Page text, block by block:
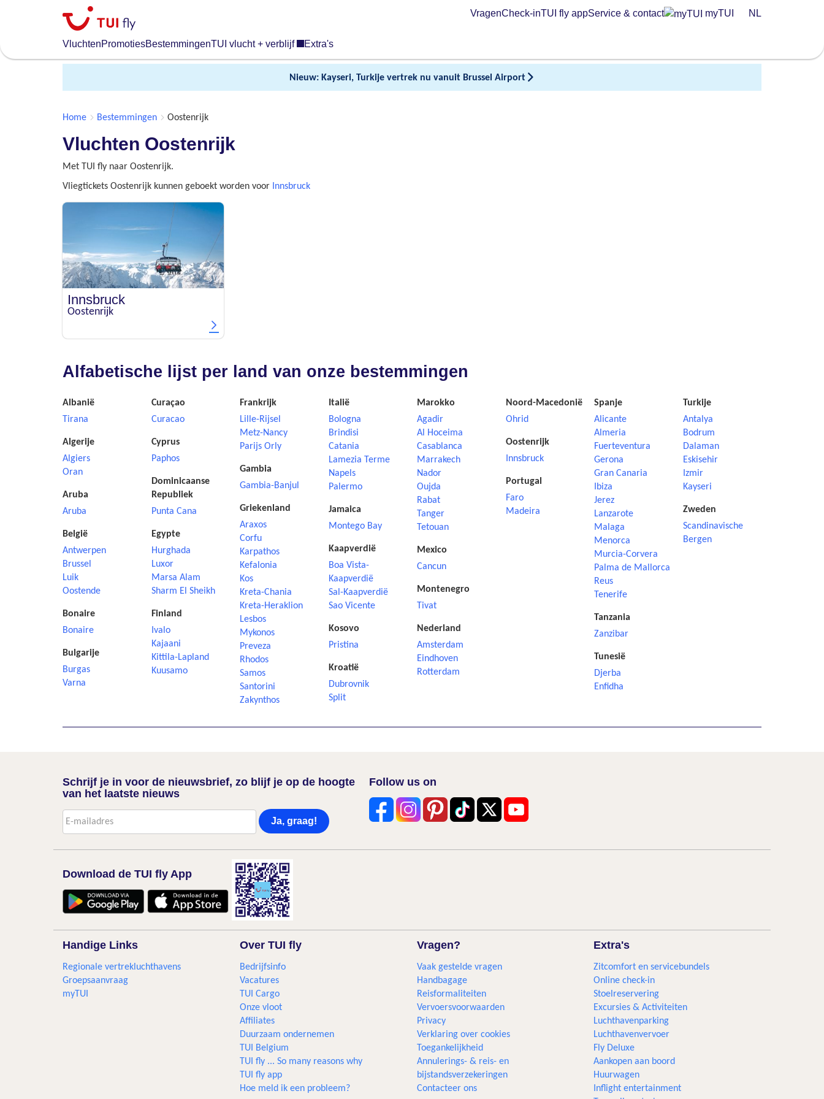
content
VluchtenPromotiesBestemmingenTUI vlucht + verblijf Extra's
VragenCheck-inTUI fly appService & contact myTUI NL
Nieuw: Kayseri, Turkije vertrek nu vanuit Brussel Airport
Home Bestemmingen Oostenrijk
Vluchten Oostenrijk
Met TUI fly naar Oostenrijk.
Vliegtickets Oostenrijk kunnen geboekt worden voor Innsbruck
Innsbruck
Oostenrijk
Alfabetische lijst per land van onze bestemmingen
Albanië
Tirana
Algerije
Algiers
Oran
Aruba
Aruba
België
Antwerpen
Brussel
Luik
Oostende
Bonaire
Bonaire
Bulgarije
Burgas
Varna
Curaçao
Curacao
Cyprus
Paphos
Dominicaanse
Republiek
Punta Cana
Egypte
Hurghada
Luxor
Marsa Alam
Sharm El Sheikh
Finland
Ivalo
Kajaani
Kittila-Lapland
Kuusamo
Frankrijk
Lille-Rijsel
Metz-Nancy
Parijs Orly
Gambia
Gambia-Banjul
Griekenland
Araxos
Corfu
Karpathos
Kefalonia
Kos
Kreta-Chania
Kreta-Heraklion
Lesbos
Mykonos
Preveza
Rhodos
Samos
Santorini
Zakynthos
Italië
Bologna
Brindisi
Catania
Lamezia Terme
Napels
Palermo
Jamaica
Montego Bay
Kaapverdië
Boa Vista-
Kaapverdië
Sal-Kaapverdië
Sao Vicente
Kosovo
Pristina
Kroatië
Dubrovnik
Split
Marokko
Agadir
Al Hoceima
Casablanca
Marrakech
Nador
Oujda
Rabat
Tanger
Tetouan
Mexico
Cancun
Montenegro
Tivat
Nederland
Amsterdam
Eindhoven
Rotterdam
Noord-Macedonië
Ohrid
Oostenrijk
Innsbruck
Portugal
Faro
Madeira
Spanje
Alicante
Almeria
Fuerteventura
Gerona
Gran Canaria
Ibiza
Jerez
Lanzarote
Malaga
Menorca
Murcia-Corvera
Palma de Mallorca
Reus
Tenerife
Tanzania
Zanzibar
Tunesië
Djerba
Enfidha
Turkije
Antalya
Bodrum
Dalaman
Eskisehir
Izmir
Kayseri
Zweden
Scandinavische
Bergen
Schrijf je in voor de nieuwsbrief, zo blijf je op de hoogte
van het laatste nieuws
Ja, graag!
Follow us on
Download de TUI fly App
Handige Links
Regionale vertrekluchthavens
Groepsaanvraag
myTUI
Over TUI fly
Bedrijfsinfo
Vacatures
TUI Cargo
Onze vloot
Affiliates
Duurzaam ondernemen
TUI Belgium
TUI fly ... So many reasons why
TUI fly app
Hoe meld ik een probleem?
Vragen?
Vaak gestelde vragen
Handbagage
Reisformaliteiten
Vervoersvoorwaarden
Privacy
Verklaring over cookies
Toegankelijkheid
Annulerings- & reis- en
bijstandsverzekeringen
Contacteer ons
Extra's
Zitcomfort en servicebundels
Online check-in
Stoelreservering
Excursies & Activiteiten​
Luchthavenparking
Luchthavenvervoer
Fly Deluxe
Aankopen aan boord
Huurwagen
Inflight entertainment